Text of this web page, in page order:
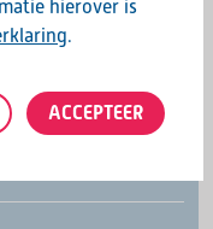
hierover is
.
ACCEPTEER